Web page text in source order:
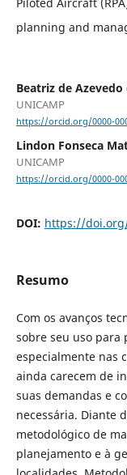
planning and
Beatriz de Azevedo
UNICAMP
https://orcid.org/0000-
Lindon Fonseca
UNICAMP
https://orcid.org/0000-
DOI: https://doi.org/
Resumo
Com os avanços
sobre seu uso para
especialmente nas
ainda carecem de
suas demandas e
necessária. Diante
metodológico de
planejamento e à